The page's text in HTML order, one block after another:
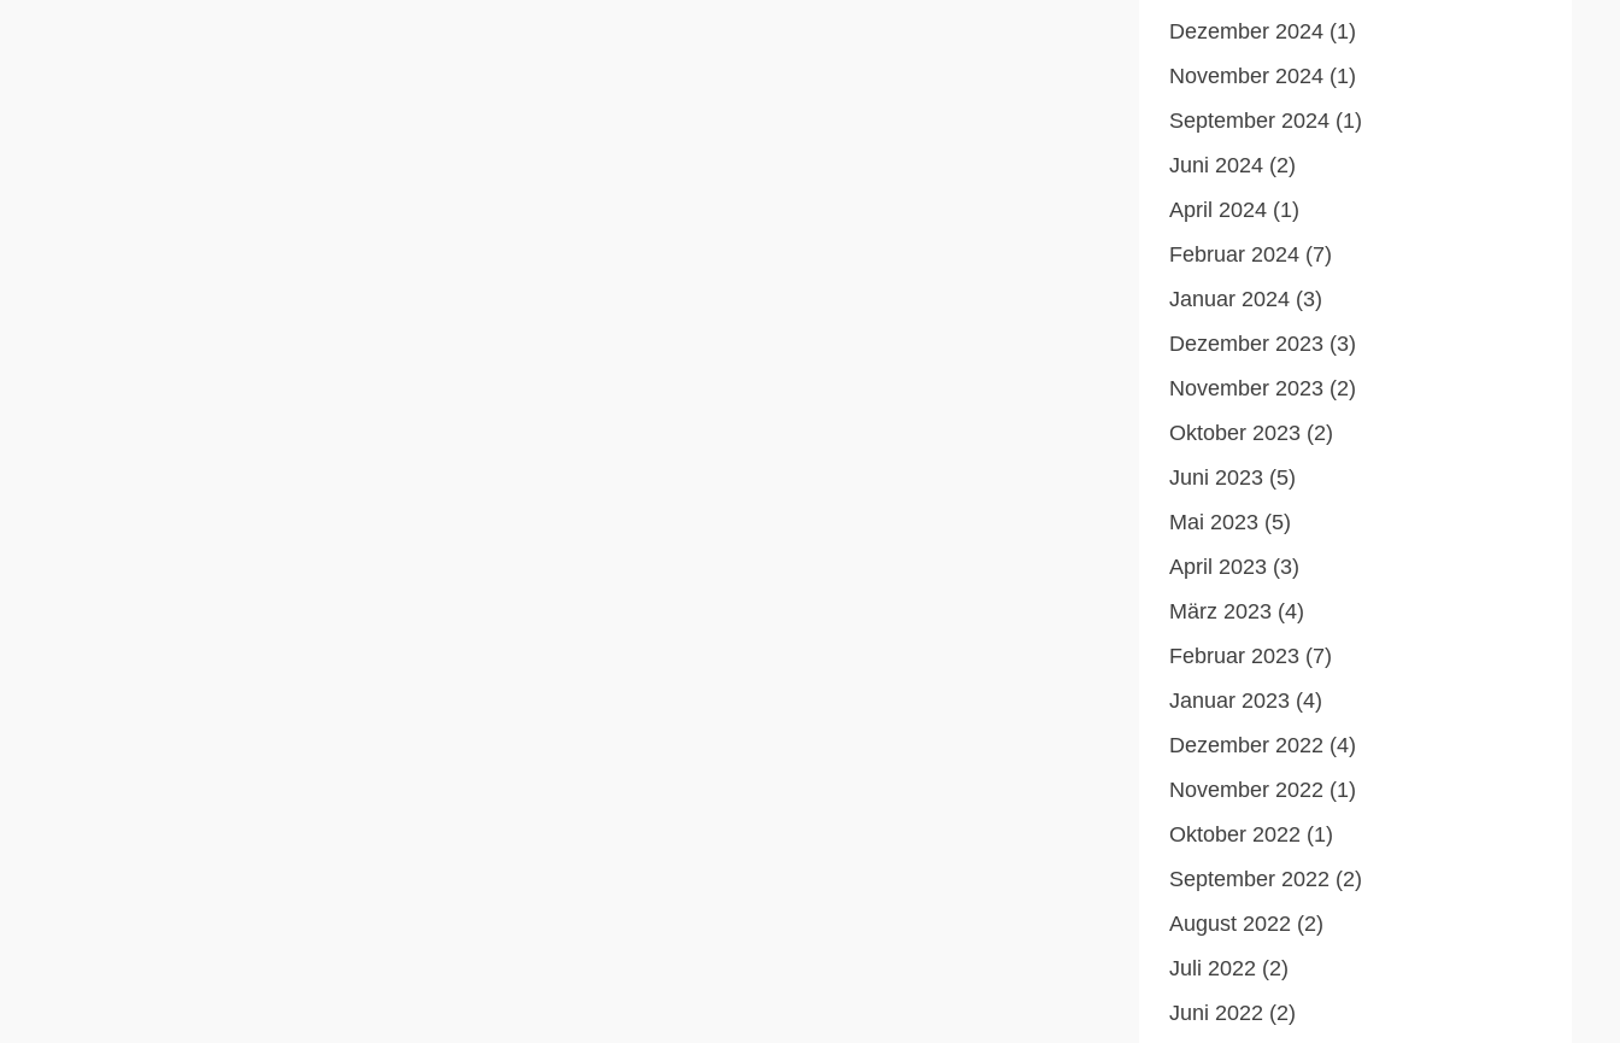
Dezember 2024(1)
November 2024(1)
September 2024(1)
Juni 2024(2)
April 2024(1)
Februar 2024(7)
Januar 2024(3)
Dezember 2023(3)
November 2023(2)
Oktober 2023(2)
Juni 2023(5)
Mai 2023(5)
April 2023(3)
März 2023(4)
Februar 2023(7)
Januar 2023(4)
Dezember 2022 (4)
November 2022 (1)
Oktober 2022 (1)
September 2022 (2)
August 2022 (2)
Juli 2022 (2)
Juni 2022 (2)